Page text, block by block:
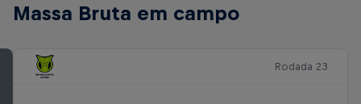
Massa Bruta em campo
Rodada 23